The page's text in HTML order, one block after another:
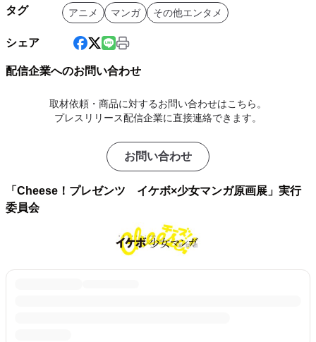
タグ アニメ マンガ その他エンタメ
シェア
配信企業へのお問い合わせ
取材依頼・商品に対するお問い合わせはこちら。
プレスリリース配信企業に直接連絡できます。
お問い合わせ
「Cheese！プレゼンツ イケボ×少女マンガ原画展」実行
委員会